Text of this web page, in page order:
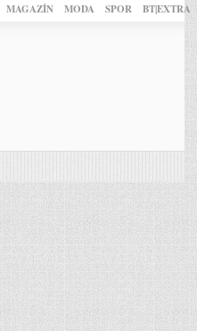
MAGAZİN MODA SPOR BT|EXTRA